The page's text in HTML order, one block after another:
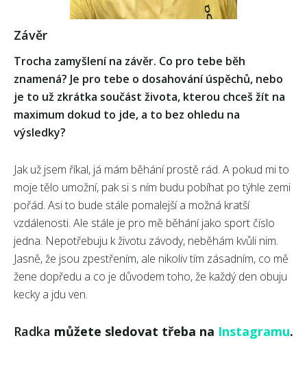
Závěr
Trocha zamyšlení na závěr. Co pro tebe běh
znamená? Je pro tebe o dosahování úspěchů, nebo
je to už zkrátka součást života, kterou chceš žít na
maximum dokud to jde, a to bez ohledu na
výsledky?
Jak už jsem říkal, já mám běhání prostě rád. A pokud mi to
moje tělo umožní, pak si s ním budu pobíhat po týhle zemi
pořád. Asi to bude stále pomalejší a možná kratší
vzdálenosti. Ale stále je pro mě běhání jako sport číslo
jedna. Nepotřebuju k životu závody, neběhám kvůli nim.
Jasně, že jsou zpestřením, ale nikoliv tím zásadním, co mě
žene dopředu a co je důvodem toho, že každý den obuju
kecky a jdu ven.
Radka můžete sledovat třeba na Instagramu.